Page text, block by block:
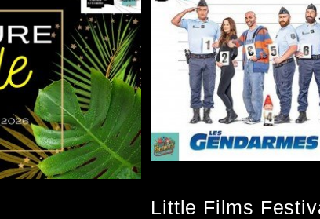
Little Films